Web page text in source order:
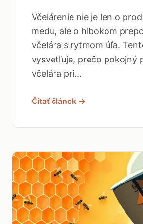
Včelárenie nie je len o
medu, ale o hlbokom
včelára s rytmom úľa.
vysvetľuje, prečo pokojný
včelára pri...
Čítať článok →